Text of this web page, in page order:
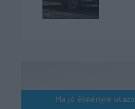
Ha jó élményre utazol